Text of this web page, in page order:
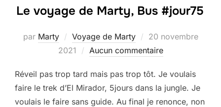
Le voyage de Marty, Bus #jour75
par Marty Voyage de Marty
Publié
le
20 novembre
2021
Aucun commentaire
Réveil pas trop tard mais pas trop tôt. Je voulais
faire le trek d’El Mirador, 5jours dans la jungle. Je
voulais le faire sans guide. Au final je renonce, non